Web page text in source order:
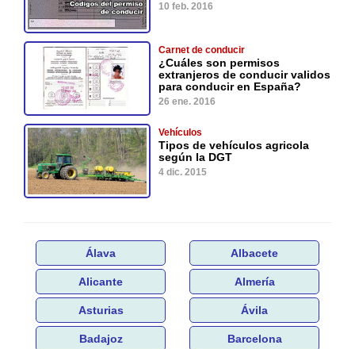
10 feb. 2016
Carnet de conducir
¿Cuáles son permisos
extranjeros de conducir validos
para conducir en España?
26 ene. 2016
Vehículos
Tipos de vehículos agricola
según la DGT
4 dic. 2015
Álava Albacete
Alicante Almería
Asturias Ávila
Badajoz Barcelona